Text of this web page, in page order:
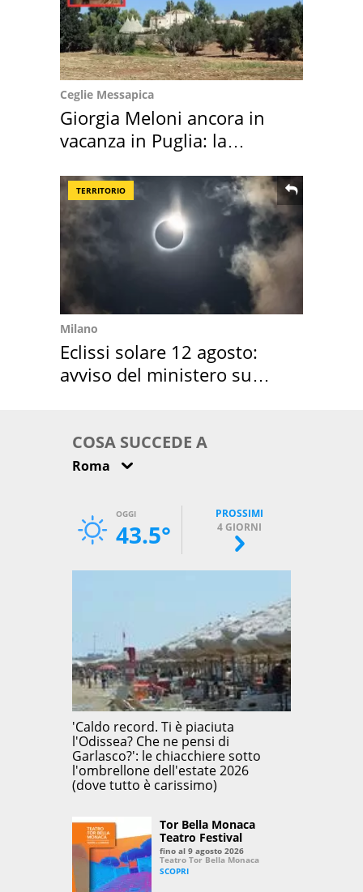
Ceglie Messapica
Giorgia Meloni ancora in
vacanza in Puglia: la
TERRITORIO
Milano
Eclissi solare 12 agosto:
avviso del ministero su